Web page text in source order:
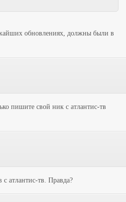
обновлениях, должны были в
пишите свой ник с атлантис-тв
с атлантис-тв. Правда?